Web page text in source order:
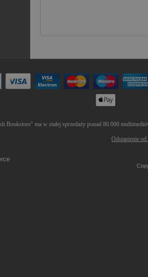
Bookstore" ma w stałej sprzedaży ponad 80.000
Odstąpienie